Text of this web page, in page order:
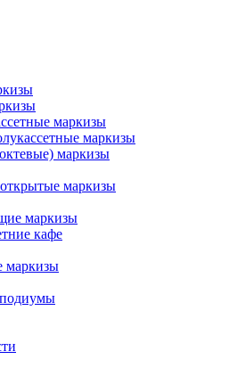
маркизы
маркизы
маркизы
маркизы
маркизы
кафе
маркизы